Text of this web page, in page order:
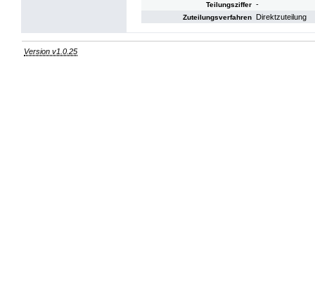
Teilungsziffer -
Zuteilungsverfahren Direktzuteilung
Version v1.0.25